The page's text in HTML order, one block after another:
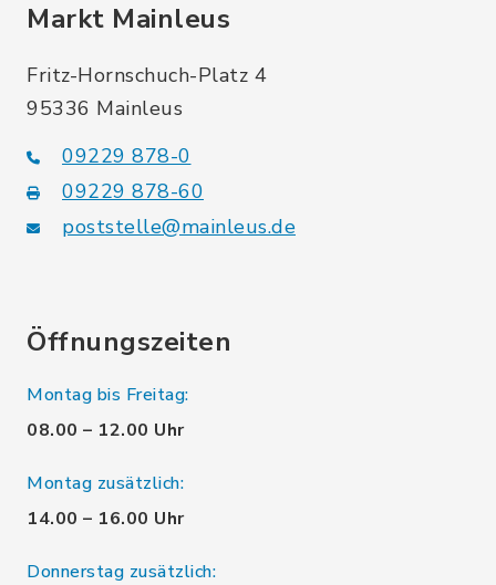
Markt Mainleus
Fritz-Hornschuch-Platz 4
95336 Mainleus
09229 878-0
09229 878-60
poststelle@mainleus.de
Öffnungszeiten
Montag bis Freitag:
08.00 – 12.00 Uhr
Montag zusätzlich:
14.00 – 16.00 Uhr
Donnerstag zusätzlich: